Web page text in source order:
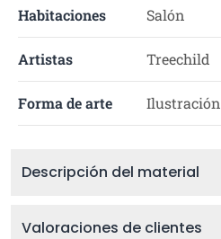
Habitaciones Salón
Artistas Treechild
Forma de arte
Descripción del material
Valoraciones de clientes